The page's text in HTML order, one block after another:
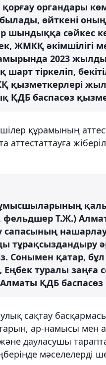
органдары
өйткені
шындыққа сәйкес
ЖМКҚ әкімшілігі
2023
тіркеліп,
қызметкерлері
ҚДБ баспасөз
құрамының
аттестаттауға
фельдшер Т.Ж.)
Сонымен қатар, бұл
туралы заңға
Алматы ҚДБ
сақтау
ар-намысы мен
дауласушы